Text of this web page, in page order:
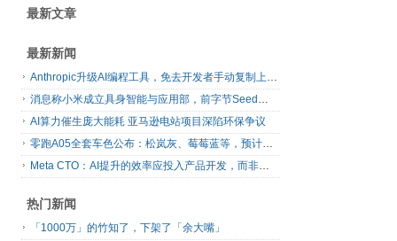
最新文章
最新新闻
Anthropic升级AI编程工具，免去开发者手动复制上下文
消息称小米成立具身智能与应用部，前字节Seed孔涛挂帅
AI算力催生庞大能耗 亚马逊电站项目深陷环保争议
零跑A05全套车色公布：松岚灰、莓莓蓝等，预计明日上市
Meta CTO：AI提升的效率应投入产品开发，而非增加休假
热门新闻
「1000万」的竹知了，下架了「余大嘴」